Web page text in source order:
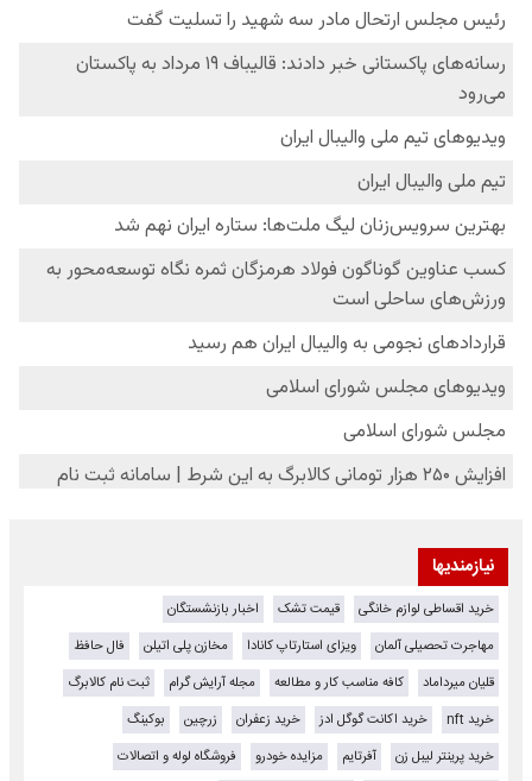
نیازمندیها
خرید اقساطی لوازم خانگی قیمت تشک
اخبار بازنشستگان
مهاجرت تحصیلی آلمان
ویزای استارتاپ کانادا مخازن پلی اتیلن
فال حافظ
قلیان میرداماد
کافه مناسب کار و مطالعه مجله آرایش گرام
ثبت نام کالابرگ
خرید nft
خرید اکانت گوگل ادز خرید زعفران زرچین
بوکینگ
خرید پرینتر لیبل زن
آفرتایم مزایده خودرو
فروشگاه لوله و اتصالات